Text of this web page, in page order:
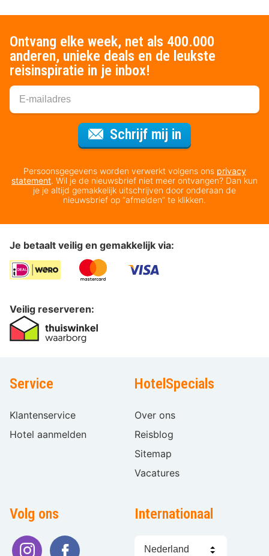
Ontvang elke week, net als 400.000
anderen, unieke deals en de leukste
reisinspiratie in je inbox!
Schrijf mij in
Persoonsgegevens worden verwerkt volgens ons privacy
statement. Wil je de nieuwsbrief niet meer ontvangen? Dan kun
je je altijd gemakkelijk uitschrijven door onderaan de
nieuwsbrief op “afmelden” te klikken.
Je betaalt veilig en gemakkelijk via:
Veilig reserveren:
Service
Klantenservice
Hotel aanmelden
HotelSpecials
Over ons
Reisblog
Sitemap
Vacatures
Volg ons Internationaal